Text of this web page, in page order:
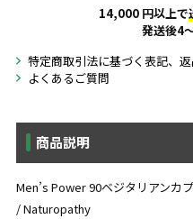
14,000 円以上で
発送後4
特定商取引法に基づく表記、
よくあるご質問
商品説明
Men’s Power 90ベジタリアンカ
/ Naturopathy